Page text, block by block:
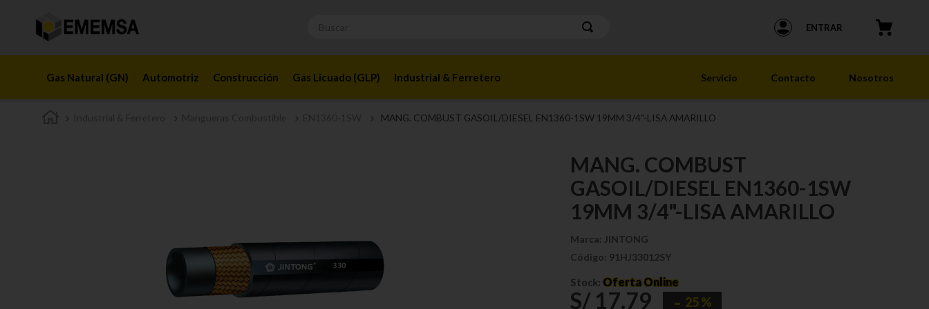
ENTRAR
Gas Natural (GN) Automotriz Construcción Gas Licuado (GLP) Industrial & Ferretero Servicio Contacto Nosotros
MANG. COMBUST GASOIL/DIESEL EN1360-1SW 19MM 3/4"-LISA AMARILLO
MANG. COMBUST
GASOIL/DIESEL EN1360-1SW
19MM 3/4"-LISA AMARILLO
Marca: JINTONG
Código: 91HJ33012SY
Stock:Oferta Online
S/ 17.79 25 %